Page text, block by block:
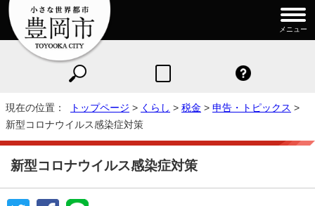
メニュー
現在の位置： トップページ > くらし > 税金 > 申告・トピックス >
新型コロナウイルス感染症対策
新型コロナウイルス感染症対策